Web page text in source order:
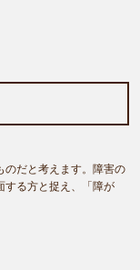
のだと考えます。障害の
する方と捉え、「障が